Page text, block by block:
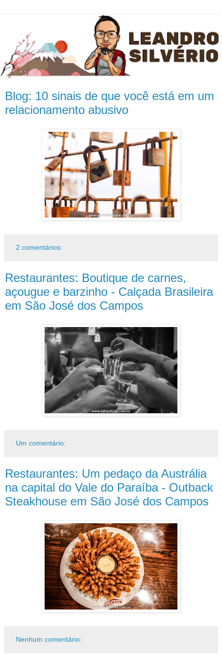
Blog: 10 sinais de que você está em um
relacionamento abusivo
2 comentários:
Restaurantes: Boutique de carnes,
açougue e barzinho - Calçada Brasileira
em São José dos Campos
Um comentário:
Restaurantes: Um pedaço da Austrália
na capital do Vale do Paraíba - Outback
Steakhouse em São José dos Campos
Nenhum comentário: